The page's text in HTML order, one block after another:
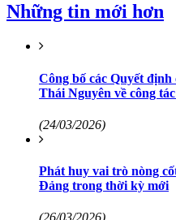
Những tin mới hơn
Công bố các Quyết
Thái Nguyên về công
(24/03/2026)
Phát huy vai trò nòng
Đảng trong thời kỳ mới